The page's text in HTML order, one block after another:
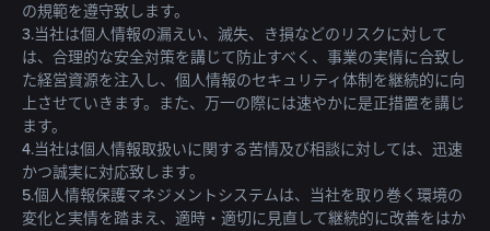
の規範を遵守致します。
3.当社は個人情報の漏えい、滅失、き損などのリスクに対して
は、合理的な安全対策を講じて防止すべく、事業の実情に合致し
た経営資源を注入し、個人情報のセキュリティ体制を継続的に向
上させていきます。また、万一の際には速やかに是正措置を講じ
ます。
4.当社は個人情報取扱いに関する苦情及び相談に対しては、迅速
かつ誠実に対応致します。
5.個人情報保護マネジメントシステムは、当社を取り巻く環境の
変化と実情を踏まえ、適時・適切に見直して継続的に改善をはか